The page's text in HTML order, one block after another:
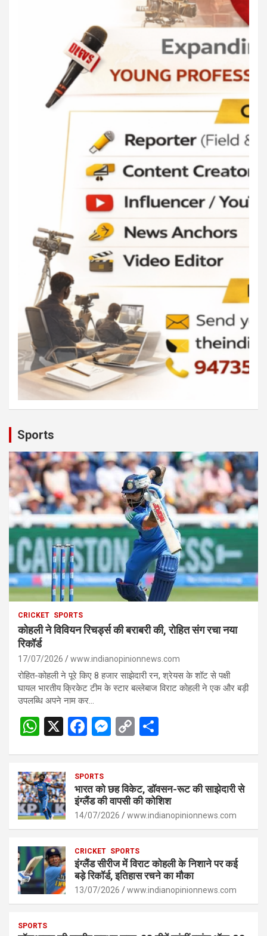
Sports
CRICKET SPORTS
कोहली ने विवियन रिचर्ड्स की बराबरी की, रोहित संग रचा नया
रिकॉर्ड
17/07/2026 www.indianopinionnews.com
रोहित-कोहली ने पूरे किए 8 हजार साझेदारी रन, श्रेयस के शॉट से पक्षी
घायल भारतीय क्रिकेट टीम के स्टार बल्लेबाज विराट कोहली ने एक और बड़ी
उपलब्धि अपने नाम कर…
W
s
A
p
p
X
F
b
o
o
M
n
g
er
C
Li
n
k
e
SPORTS
भारत को छह विकेट, डॉवसन-रूट की साझेदारी से
इंग्लैंड की वापसी की कोशिश
14/07/2026 www.indianopinionnews.com
CRICKET SPORTS
इंग्लैंड सीरीज में विराट कोहली के निशाने पर कई
बड़े रिकॉर्ड, इतिहास रचने का मौका
13/07/2026 www.indianopinionnews.com
SPORTS